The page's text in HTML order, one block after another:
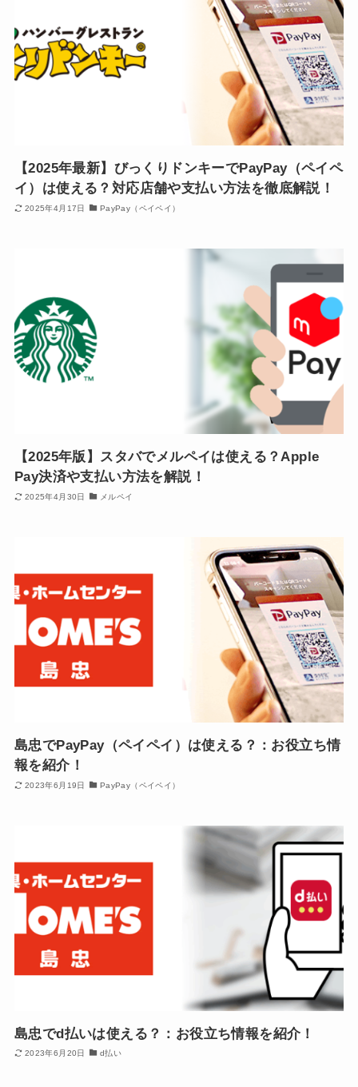
【2025年最新】びっくりドンキーでPayPay（ペイペ
イ）は使える？対応店舗や支払い方法を徹底解説！
2025年4月17日 PayPay（ペイペイ）
【2025年版】スタバでメルペイは使える？Apple
Pay決済や支払い方法を解説！
2025年4月30日 メルペイ
島忠でPayPay（ペイペイ）は使える？：お役立ち情
報を紹介！
2023年6月19日 PayPay（ペイペイ）
島忠でd払いは使える？：お役立ち情報を紹介！
2023年6月20日 d払い